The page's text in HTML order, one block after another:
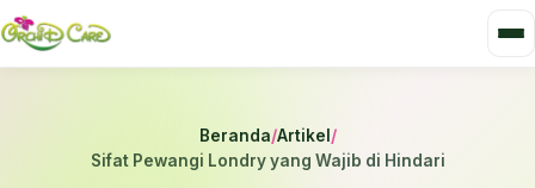
Beranda/Artikel /
Sifat Pewangi Londry yang Wajib di Hindari